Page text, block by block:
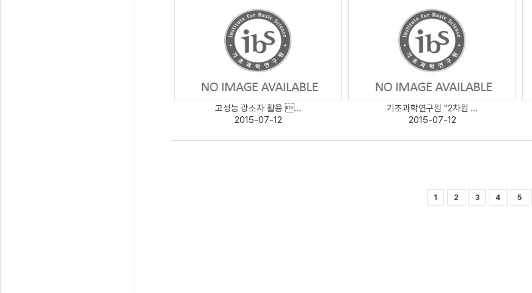
고성능 광소자 활용 ...
2015-07-12
기초과학연구원 "2차원 ...
2015-07-12
1 2 3 4 5